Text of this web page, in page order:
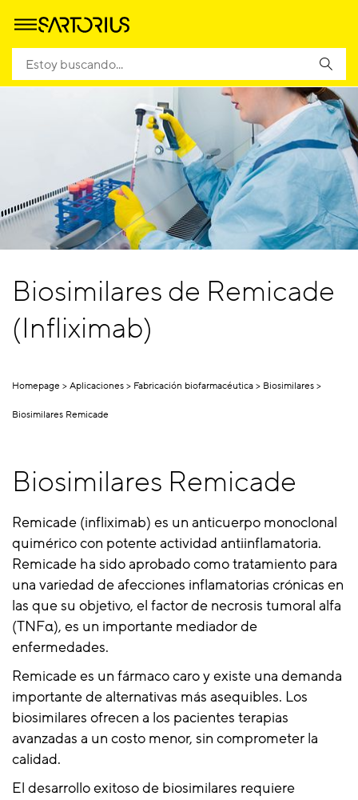
Biosimilares de Remicade
(Infliximab)
Homepage Aplicaciones Fabricación biofarmacéutica Biosimilares
Biosimilares Remicade
Biosimilares Remicade
Remicade (infliximab) es un anticuerpo monoclonal
quimérico con potente actividad antiinflamatoria.
Remicade ha sido aprobado como tratamiento para
una variedad de afecciones inflamatorias crónicas en
las que su objetivo, el factor de necrosis tumoral alfa
(TNFα), es un importante mediador de
enfermedades.
Remicade es un fármaco caro y existe una demanda
importante de alternativas más asequibles. Los
biosimilares ofrecen a los pacientes terapias
avanzadas a un costo menor, sin comprometer la
calidad.
El desarrollo exitoso de biosimilares requiere